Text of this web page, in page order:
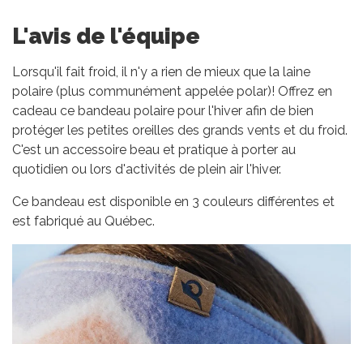
L'avis de l'équipe
Lorsqu'il fait froid, il n'y a rien de mieux que la laine
polaire (plus communément appelée polar)! Offrez en
cadeau ce bandeau polaire pour l'hiver afin de bien
protéger les petites oreilles des grands vents et du froid.
C'est un accessoire beau et pratique à porter au
quotidien ou lors d'activités de plein air l'hiver.
Ce bandeau est disponible en 3 couleurs différentes et
est fabriqué au Québec.